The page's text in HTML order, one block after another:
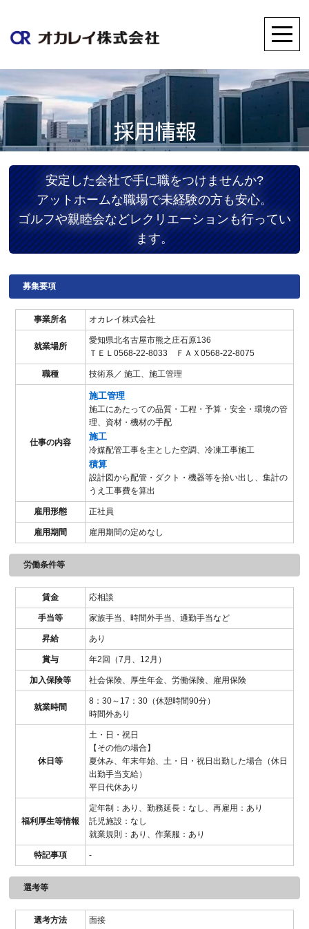
安定した会社で手に職をつけませんか?
アットホームな職場で未経験の方も安心。
ゴルフや親睦会などレクリエーションも行ってい
ます。
募集要項
事業所名 オカレイ株式会社
就業場所
愛知県北名古屋市熊之庄石原136
ＴＥＬ0568-22-8033 ＦＡＸ0568-22-8075
職種 技術系／ 施工、施工管理
仕事の内容
施工管理
施工にあたっての品質・工程・予算・安全・環境の管
理、資材・機材の手配
施工
冷媒配管工事を主とした空調、冷凍工事施工
積算
設計図から配管・ダクト・機器等を拾い出し、集計の
うえ工事費を算出
雇用形態 正社員
雇用期間 雇用期間の定めなし
労働条件等
賃金 応相談
手当等 家族手当、時間外手当、通勤手当など
昇給 あり
賞与 年2回（7月、12月）
加入保険等 社会保険、厚生年金、労働保険、雇用保険
就業時間
8：30～17：30（休憩時間90分）
時間外あり
休日等
土・日・祝日
【その他の場合】
夏休み、年末年始、土・日・祝日出勤した場合（休日
出勤手当支給）
平日代休あり
福利厚生等情報
定年制：あり、勤務延長：なし、再雇用：あり
託児施設：なし
就業規則：あり、作業服：あり
特記事項 -
選考等
選考方法 面接